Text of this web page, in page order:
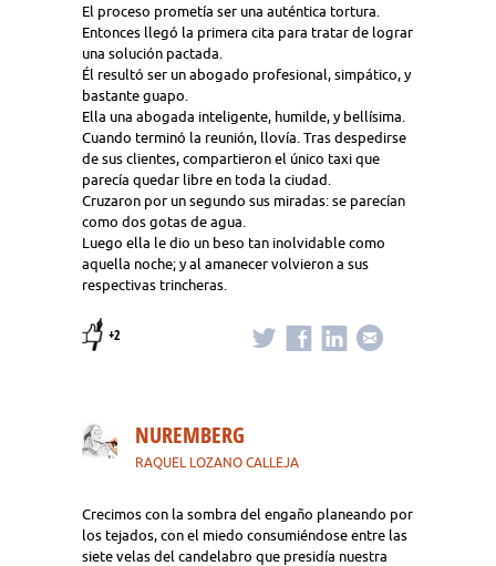
El proceso prometía ser una auténtica tortura.
Entonces llegó la primera cita para tratar de lograr
una solución pactada.
Él resultó ser un abogado profesional, simpático, y
bastante guapo.
Ella una abogada inteligente, humilde, y bellísima.
Cuando terminó la reunión, llovía. Tras despedirse
de sus clientes, compartieron el único taxi que
parecía quedar libre en toda la ciudad.
Cruzaron por un segundo sus miradas: se parecían
como dos gotas de agua.
Luego ella le dio un beso tan inolvidable como
aquella noche; y al amanecer volvieron a sus
respectivas trincheras.
+2
NUREMBERG
RAQUEL LOZANO CALLEJA
Crecimos con la sombra del engaño planeando por
los tejados, con el miedo consumiéndose entre las
siete velas del candelabro que presidía nuestra